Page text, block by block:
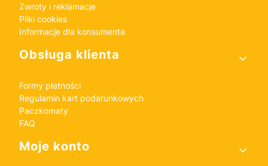
Zwroty i reklamacje
Pliki cookies
Informacje dla konsumenta
Obsługa klienta
Formy płatności
Regulamin kart podarunkowych
Paczkomaty
FAQ
Moje konto